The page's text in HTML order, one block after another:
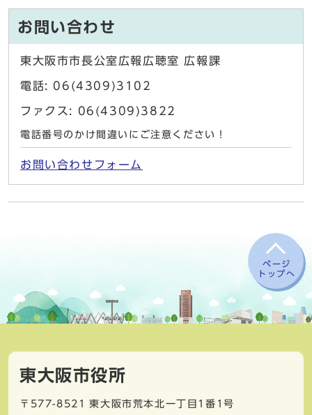
お問い合わせ
東大阪市市長公室広報広聴室 広報課
電話: 06(4309)3102
ファクス: 06(4309)3822
電話番号のかけ間違いにご注意ください！
お問い合わせフォーム
ページ
トップへ
東大阪市役所
〒577-8521 東大阪市荒本北一丁目1番1号